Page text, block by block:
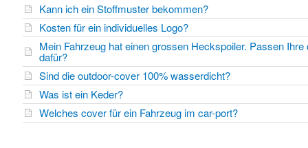
Kann ich ein Stoffmuster bekommen?
Kosten für ein individuelles Logo?
Mein Fahrzeug hat einen grossen Heckspoiler. Passen
dafür?
Sind die outdoor-cover 100% wasserdicht?
Was ist ein Keder?
Welches cover für ein Fahrzeug im car-port?